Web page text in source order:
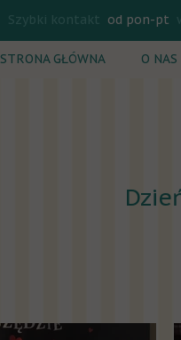
STRONA GŁÓWNA O NAS
Szybki kontakt od pon-pt